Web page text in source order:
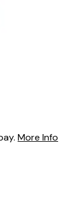
More Info